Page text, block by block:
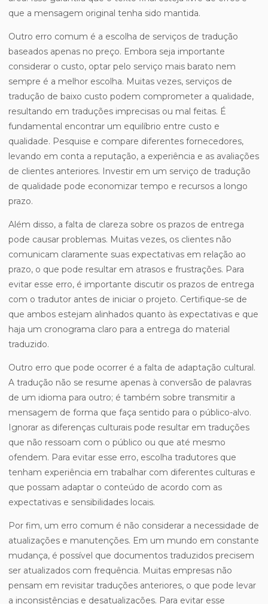
que a mensagem original tenha sido mantida.
Outro erro comum é a escolha de serviços de tradução
baseados apenas no preço. Embora seja importante
considerar o custo, optar pelo serviço mais barato nem
sempre é a melhor escolha. Muitas vezes, serviços de
tradução de baixo custo podem comprometer a qualidade,
resultando em traduções imprecisas ou mal feitas. É
fundamental encontrar um equilíbrio entre custo e
qualidade. Pesquise e compare diferentes fornecedores,
levando em conta a reputação, a experiência e as avaliações
de clientes anteriores. Investir em um serviço de tradução
de qualidade pode economizar tempo e recursos a longo
prazo.
Além disso, a falta de clareza sobre os prazos de entrega
pode causar problemas. Muitas vezes, os clientes não
comunicam claramente suas expectativas em relação ao
prazo, o que pode resultar em atrasos e frustrações. Para
evitar esse erro, é importante discutir os prazos de entrega
com o tradutor antes de iniciar o projeto. Certifique-se de
que ambos estejam alinhados quanto às expectativas e que
haja um cronograma claro para a entrega do material
traduzido.
Outro erro que pode ocorrer é a falta de adaptação cultural.
A tradução não se resume apenas à conversão de palavras
de um idioma para outro; é também sobre transmitir a
mensagem de forma que faça sentido para o público-alvo.
Ignorar as diferenças culturais pode resultar em traduções
que não ressoam com o público ou que até mesmo
ofendem. Para evitar esse erro, escolha tradutores que
tenham experiência em trabalhar com diferentes culturas e
que possam adaptar o conteúdo de acordo com as
expectativas e sensibilidades locais.
Por fim, um erro comum é não considerar a necessidade de
atualizações e manutenções. Em um mundo em constante
mudança, é possível que documentos traduzidos precisem
ser atualizados com frequência. Muitas empresas não
pensam em revisitar traduções anteriores, o que pode levar
a inconsistências e desatualizações. Para evitar esse